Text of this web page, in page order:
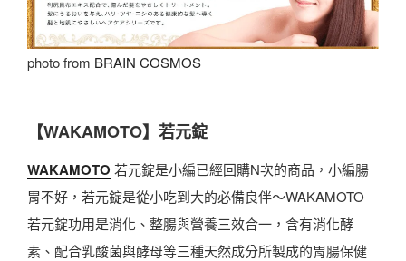
photo from BRAIN COSMOS
【WAKAMOTO】若元錠
WAKAMOTO 若元錠是小編已經回購N次的商品，小編腸
胃不好，若元錠是從小吃到大的必備良伴～WAKAMOTO
若元錠功用是消化、整腸與營養三效合一，含有消化酵
素、配合乳酸菌與酵母等三種天然成分所製成的胃腸保健